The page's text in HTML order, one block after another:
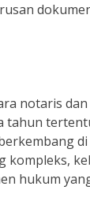
notaris dan
tahun
kompleks,
hukum